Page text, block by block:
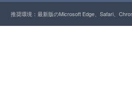
推奨環境：最新版のMicrosoft Edge、Safari、